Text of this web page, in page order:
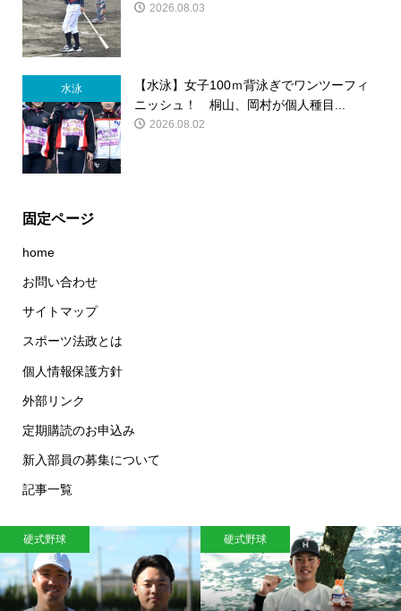
2026.08.03
水泳
【水泳】女子100ｍ背泳ぎでワンツーフィ
ニッシュ！ 桐山、岡村が個人種目...
2026.08.02
固定ページ
home
お問い合わせ
サイトマップ
スポーツ法政とは
個人情報保護方針
外部リンク
定期購読のお申込み
新入部員の募集について
記事一覧
硬式野球 硬式野球